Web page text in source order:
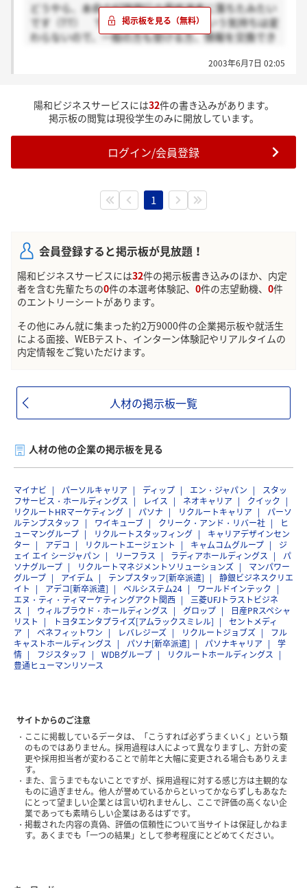
どうやら、本命の紀陽銀行の最終選考に落ちたみたい
です（TT） でも、紀陽で働きたいという気持ちは変
わらないので、一般の方も受ける方、情報を交換でき
2003年6月7日 02:05
陽和ビジネスサービスには32件の書き込みがあります。
掲示板の閲覧は現役学生のみに開放しています。
ログイン/会員登録
1
会員登録すると掲示板が見放題！
陽和ビジネスサービスには32件の掲示板書き込みのほか、内定
者を含む先輩たちの0件の本選考体験記、 0件の志望動機、 0件
のエントリーシートがあります。
その他にみん就に集まった約2万9000件の企業掲示板や就活生
による面接、WEBテスト、インターン体験記やリアルタイムの
内定情報をご覧いただけます。
人材の掲示板一覧
人材の他の企業の掲示板を見る
マイナビ パーソルキャリア ディップ エン・ジャパン
スタッ
フサービス・ホールディングス
レイス ネオキャリア
クイック
リクルートHRマーケティング
パソナ リクルートキャリア
パーソ
ルテンプスタッフ
ワイキューブ クリーク・アンド・リバー社
ヒ
ューマングループ
リクルートスタッフィング
キャリアデザインセン
ター
アデコ リクルートエージェント キャムコムグループ
ジ
ェイ エイ シージャパン
リーフラス ラディアホールディングス
パ
ソナグループ
リクルートマネジメントソリューションズ
マンパワー
グループ
アイデム テンプスタッフ[新卒派遣]
静銀ビジネスクリエ
イト
アデコ[新卒派遣] ベルシステム24
ワールドインテック
エヌ・ティ・ティマーケティングアクト関西
三菱UFJトラストビジネ
ス
ウィルプラウド・ホールディングス グロップ
日産PRスペシャ
リスト
トヨタエンタプライズ[アムラックスミレル]
セントメディ
ア
ベネフィットワン レバレジーズ リクルートジョブズ
フル
キャストホールディングス
パソナ[新卒派遣] パソナキャリア
学
情
フジスタッフ WDBグループ
リクルートホールディングス
豊通ヒューマンリソース
サイトからのご注意
ここに掲載しているデータは、「こうすれば必ずうまくいく」という類
のものではありません。採用過程は人によって異なりますし、方針の変
更や採用担当者が変わることで前年と大幅に変更される場合もありえま
す。
また、言うまでもないことですが、採用過程に対する感じ方は主観的な
ものに過ぎません。他人が誉めているからといってかならずしもあなた
にとって望ましい企業とは言い切れませんし、ここで評価の高くない企
業であっても素晴らしい企業はあるはずです。
掲載された内容の真偽、評価の信頼性について当サイトは保証しかねま
す。あくまでも「一つの結果」として参考程度にとどめてください。